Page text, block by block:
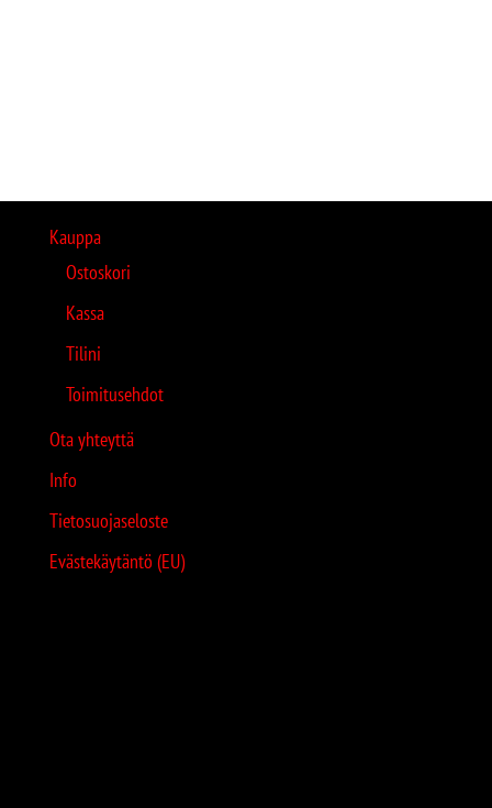
Kauppa
Ostoskori
Kassa
Tilini
Toimitusehdot
Ota yhteyttä
Info
Tietosuojaseloste
Evästekäytäntö (EU)